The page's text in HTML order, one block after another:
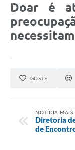
Doar é
GOSTEI
NOTÍCIA MAIS
Diretoria
de